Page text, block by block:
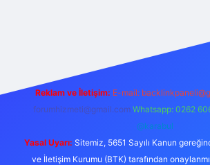
Reklam ve İletişim: E-mail:
forumhizmeti@gmail.com Whatsapp: 0262
@karabul
Yasal Uyarı: Sitemiz, 5651 Sayılı Kanun
ve İletişim Kurumu (BTK) tarafından